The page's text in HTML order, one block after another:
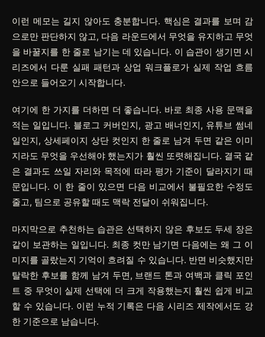
이런 메모는 길지 않아도 충분합니다. 핵심은 결과를 보며 감
으로만 판단하지 않고, 다음 라운드에서 무엇을 유지하고 무엇
을 바꿀지를 한 줄로 남기는 데 있습니다. 이 습관이 생기면 시
리즈에서 다룬 실패 패턴과 상업 워크플로가 실제 작업 흐름
안으로 들어오기 시작합니다.
여기에 한 가지를 더하면 더 좋습니다. 바로 최종 사용 문맥을
적는 일입니다. 블로그 커버인지, 광고 배너인지, 유튜브 썸네
일인지, 상세페이지 상단 컷인지 한 줄로 남겨 두면 같은 이미
지라도 무엇을 우선해야 했는지가 훨씬 또렷해집니다. 결국 같
은 결과도 쓰일 자리와 목적에 따라 평가 기준이 달라지기 때
문입니다. 이 한 줄이 있으면 다음 비교에서 불필요한 수정도
줄고, 팀으로 공유할 때도 맥락 전달이 쉬워집니다.
마지막으로 추천하는 습관은 선택하지 않은 후보도 두세 장은
같이 보관하는 일입니다. 최종 컷만 남기면 다음에는 왜 그 이
미지를 골랐는지 기억이 흐려질 수 있습니다. 반면 비슷했지만
탈락한 후보를 함께 남겨 두면, 브랜드 톤과 여백과 클릭 포인
트 중 무엇이 실제 선택에 더 크게 작용했는지 훨씬 쉽게 비교
할 수 있습니다. 이런 누적 기록은 다음 시리즈 제작에서도 강
한 기준으로 남습니다.